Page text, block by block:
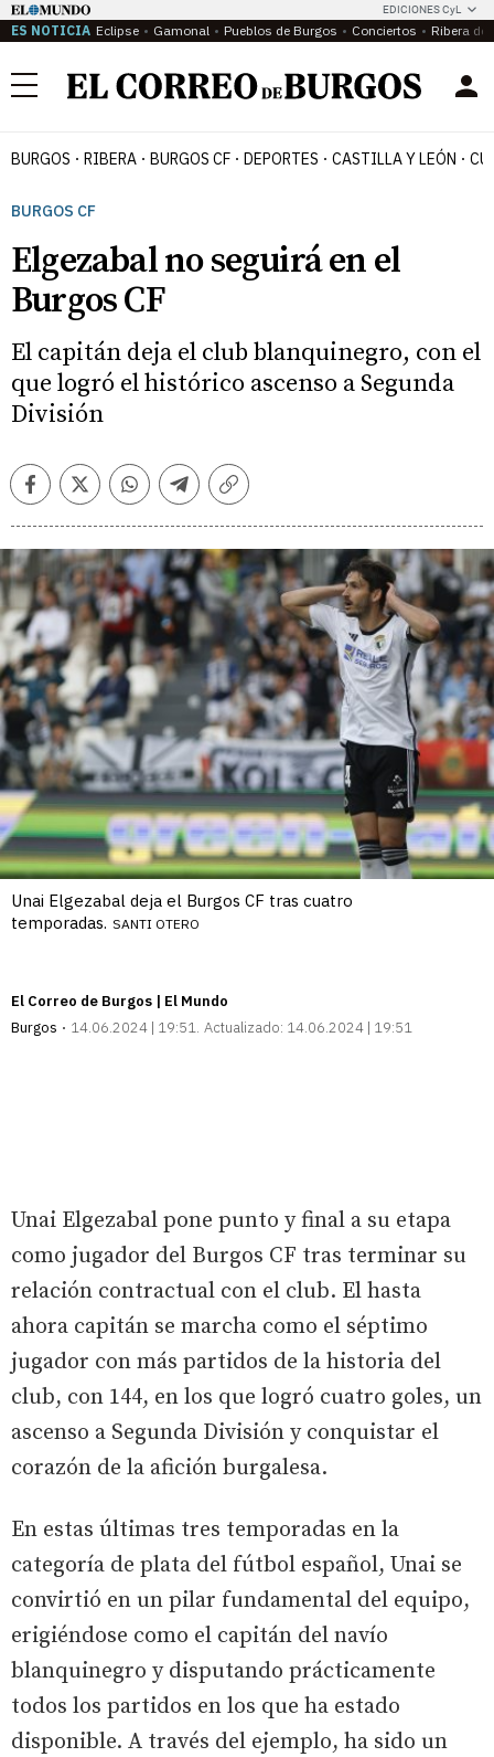
EDICIONES CyL
ES NOTICIA Eclipse Gamonal Pueblos de Burgos Conciertos Ribera del
Menú
BURGOS RIBERA BURGOS CF DEPORTES CASTILLA Y LEÓN
BURGOS CF
Elgezabal no seguirá en el
Burgos CF
El capitán deja el club blanquinegro, con el
que logró el histórico ascenso a Segunda
División
FacebookTwitterWhatsappTelegramCopiar
Unai Elgezabal deja el Burgos CF tras cuatro
temporadas. SANTI OTERO
El Correo de Burgos | El Mundo
Burgos
14.06.2024 | 19:51 Actualizado: 14.06.2024 | 19:51
Unai Elgezabal pone punto y final a su etapa
como jugador del Burgos CF tras terminar su
relación contractual con el club. El hasta
ahora capitán se marcha como el séptimo
jugador con más partidos de la historia del
club, con 144, en los que logró cuatro goles, un
ascenso a Segunda División y conquistar el
corazón de la afición burgalesa.
En estas últimas tres temporadas en la
categoría de plata del fútbol español, Unai se
convirtió en un pilar fundamental del equipo,
erigiéndose como el capitán del navío
blanquinegro y disputando prácticamente
todos los partidos en los que ha estado
disponible. A través del ejemplo, ha sido un